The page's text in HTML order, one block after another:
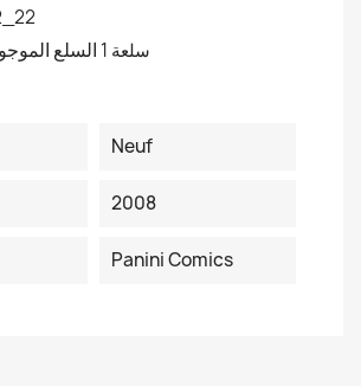
السلع 1 سلعة
Neuf
2008
Panini Comics